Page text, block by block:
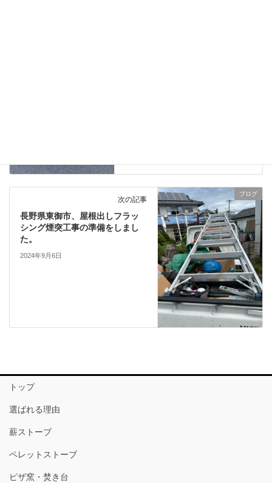
ブログ
次の記事
長野県東御市、屋根出しフラッ
シング煙突工事の準備をしまし
た。
2024年9月6日
トップ
選ばれる理由
薪ストーブ
ペレットストーブ
ピザ窯・焚き台